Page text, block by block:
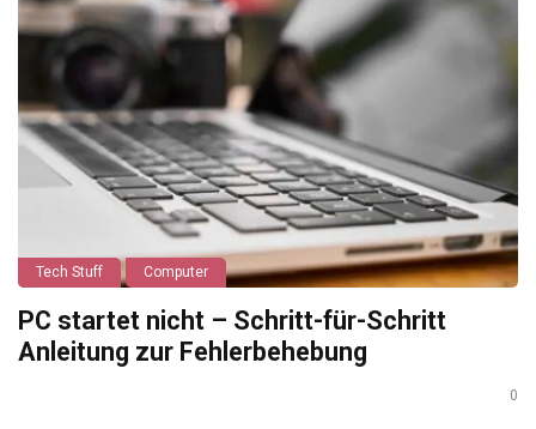
Tech Stuff Computer
PC startet nicht – Schritt-für-Schritt
Anleitung zur Fehlerbehebung
0